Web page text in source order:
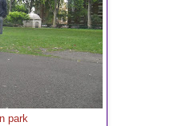
park